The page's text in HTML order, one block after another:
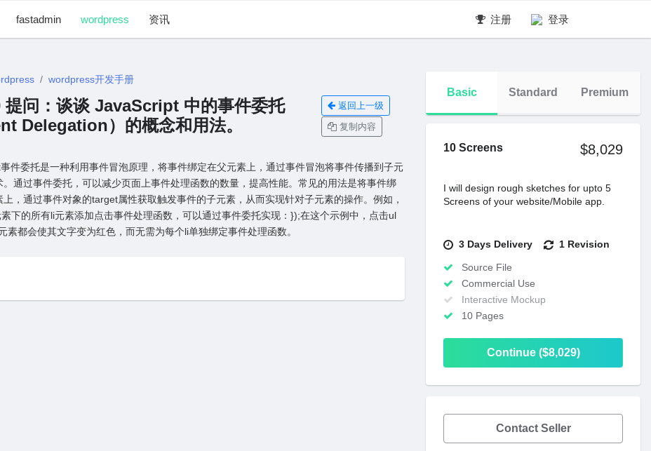
fastadmin wordpress 资讯 注册 登录
wordpress开发手册
提问：谈谈 JavaScript 中的事件委托
Delegation）的概念和⽤法。
返回上一级
复制内容
件委托是⼀种利⽤事件冒泡原理，将事件绑定在⽗元素上，通过事件冒泡将事件传播到⼦元
。通过事件委托，可以减少页⾯上事件处理函数的数量，提⾼性能。常见的⽤法是将事件绑
上，通过事件对象的target属性获取触发事件的⼦元素，从⽽实现针对⼦元素的操作。例如，
下的所有li元素添加点击事件处理函数，可以通过事件委托实现：});在这个⽰例中，点击ul
素都会使其⽂字变为红⾊，⽽⽆需为每个li单独绑定事件处理函数。
Basic Standard Premium
10 Screens $8,029
I will design rough sketches for upto 5
Screens of your website/Mobile app.
3 Days Delivery 1 Revision
Source File
Commercial Use
Interactive Mockup
10 Pages
Continue ($8,029)
Contact Seller